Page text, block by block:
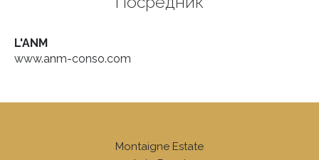
L'ANM
www.anm-conso.com
Montaigne Estate